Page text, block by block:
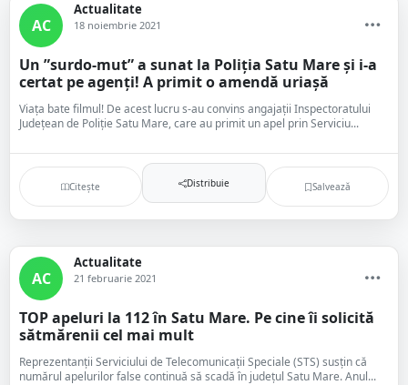
AC
Actualitate
18 noiembrie 2021
Un ”surdo-mut” a sunat la Poliția Satu Mare și i-a
certat pe agenți! A primit o amendă uriașă
Viața bate filmul! De acest lucru s-au convins angajații Inspectoratului
Județean de Poliție Satu Mare, care au primit un apel prin Serviciu...
Citește Distribuie Salvează
AC
Actualitate
21 februarie 2021
TOP apeluri la 112 în Satu Mare. Pe cine îi solicită
sătmărenii cel mai mult
Reprezentanții Serviciului de Telecomunicații Speciale (STS) susțin că
numărul apelurilor false continuă să scadă în județul Satu Mare. Anul...